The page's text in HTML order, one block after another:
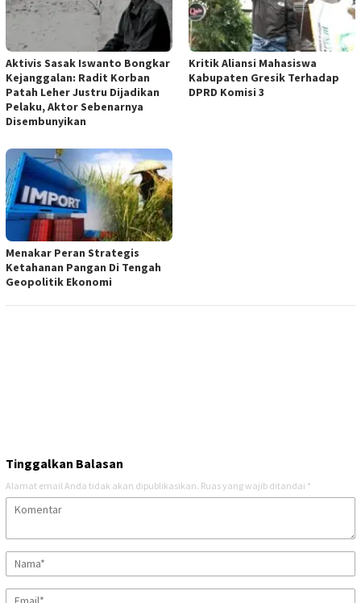
Aktivis Sasak Iswanto Bongkar
Kejanggalan: Radit Korban
Patah Leher Justru Dijadikan
Pelaku, Aktor Sebenarnya
Disembunyikan
Kritik Aliansi Mahasiswa
Kabupaten Gresik Terhadap
DPRD Komisi 3
Menakar Peran Strategis
Ketahanan Pangan Di Tengah
Geopolitik Ekonomi
Tinggalkan Balasan
Alamat email Anda tidak akan dipublikasikan. Ruas yang wajib ditandai *